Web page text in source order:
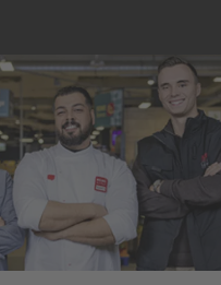
Startseite
Group als Arbeitgeber
& Studium
& Werkstudium